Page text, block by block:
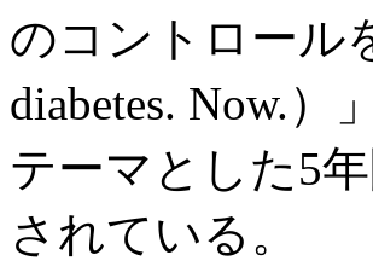
のコントロール
diabetes. Now.
テーマとした5
されている。